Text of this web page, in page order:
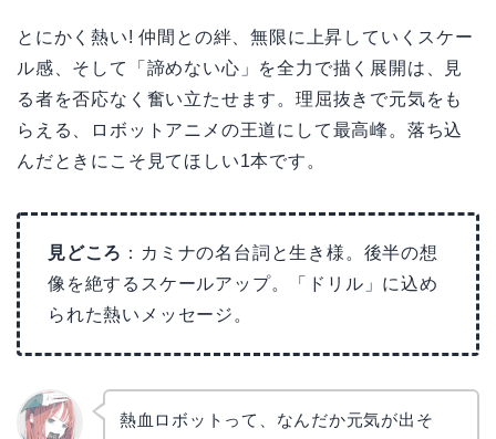
とにかく熱い! 仲間との絆、無限に上昇していくスケー
ル感、そして「諦めない心」を全力で描く展開は、見
る者を否応なく奮い立たせます。理屈抜きで元気をも
らえる、ロボットアニメの王道にして最高峰。落ち込
んだときにこそ見てほしい1本です。
見どころ ：カミナの名台詞と生き様。後半の想
像を絶するスケールアップ。「ドリル」に込め
られた熱いメッセージ。
熱血ロボットって、なんだか元気が出そ